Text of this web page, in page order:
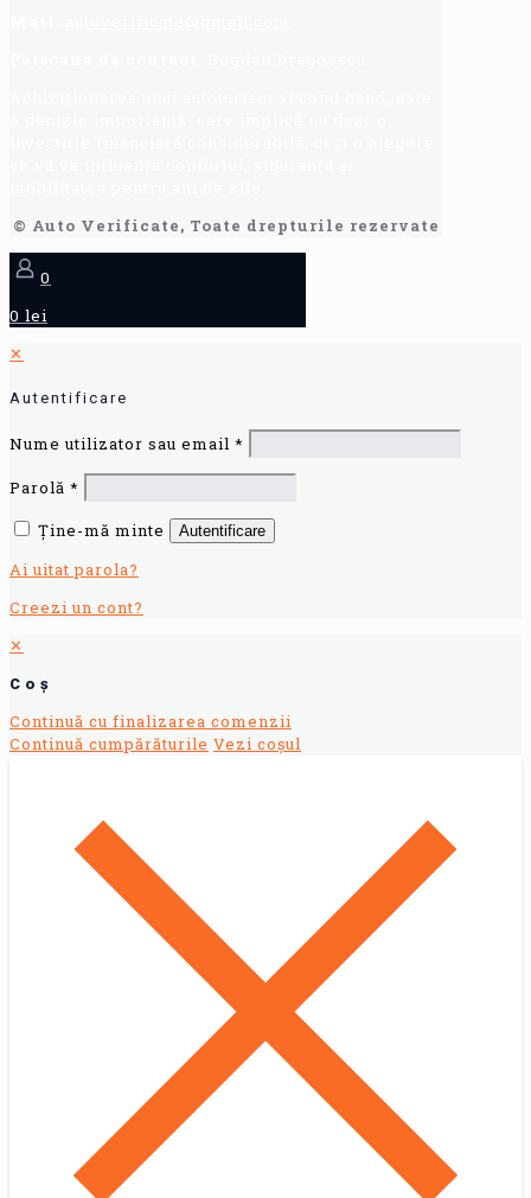
© Auto Verificate, Toate drepturile rezervate
0
0 lei
✕
Autentificare
Nume utilizator sau email *
Parolă *
Ține-mă minte
Autentificare
Ai uitat parola?
Creezi un cont?
✕
Coș
Continuă cu finalizarea comenzii
Continuă cumpărăturile Vezi coșul